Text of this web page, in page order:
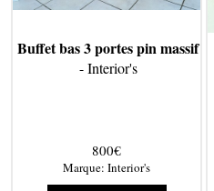
Buffet bas 3 portes pin massif
- Interior's
800€
Marque: Interior's